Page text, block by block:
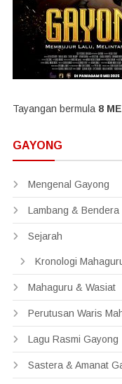
Tayangan bermula 8
GAYONG
Mengenal Gayong
Lambang & Bendera
Sejarah
Kronologi
Mahaguru & Wasiat
Perutusan Waris
Lagu Rasmi Gayong
Sastera & Amanat